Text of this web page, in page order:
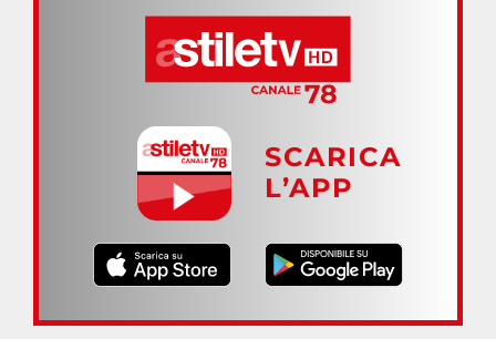
SCARICA
L’APP